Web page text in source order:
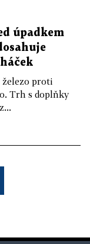
úpadkem
železo proti
Trh s doplňky